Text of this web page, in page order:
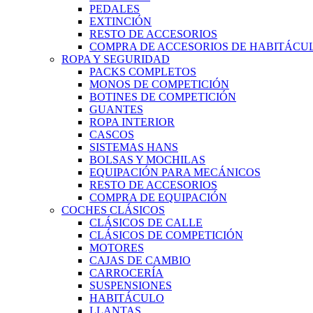
PEDALES
EXTINCIÓN
RESTO DE ACCESORIOS
COMPRA DE ACCESORIOS DE
ROPA Y SEGURIDAD
PACKS COMPLETOS
MONOS DE COMPETICIÓN
BOTINES DE COMPETICIÓN
GUANTES
ROPA INTERIOR
CASCOS
SISTEMAS HANS
BOLSAS Y MOCHILAS
EQUIPACIÓN PARA MECÁNICOS
RESTO DE ACCESORIOS
COMPRA DE EQUIPACIÓN
COCHES CLÁSICOS
CLÁSICOS DE CALLE
CLÁSICOS DE COMPETICIÓN
MOTORES
CAJAS DE CAMBIO
CARROCERÍA
SUSPENSIONES
HABITÁCULO
LLANTAS